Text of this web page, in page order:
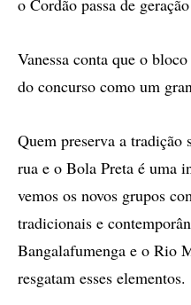
o Cordão passa de
Vanessa conta que o
do concurso como um
Quem preserva a tradição
rua e o Bola Preta é uma
vemos os novos grupos
tradicionais e
Bangalafumenga e o Rio
resgatam esses elementos.